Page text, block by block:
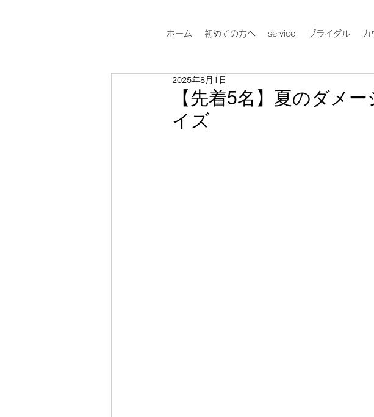
ホーム 初めての方へ service ブライダル カ
【先着5名】夏のダメ
イズ
2025年8月1日